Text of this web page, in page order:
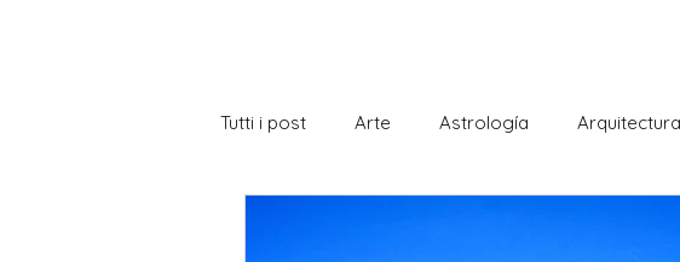
Tutti i post Arte Astrología Arquitectura